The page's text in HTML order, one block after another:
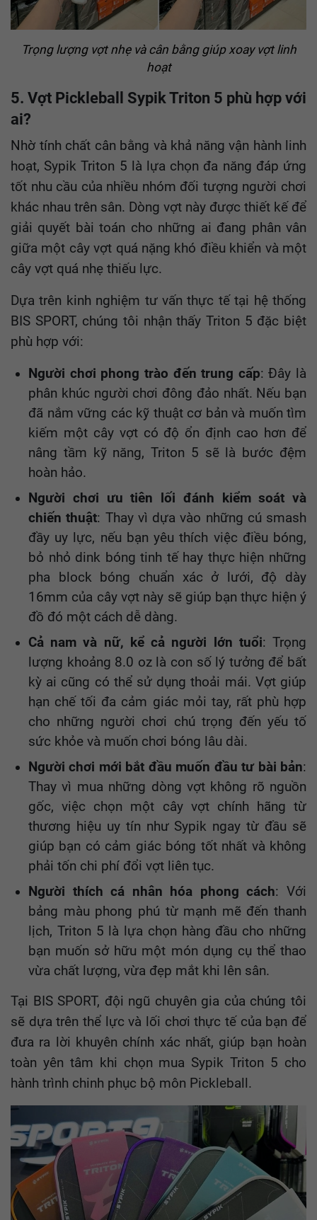
Trọng lượng vợt nhẹ và cân bằng giúp xoay vợt linh
hoạt
5. Vợt Pickleball Sypik Triton 5 phù hợp với
ai?
Nhờ tính chất cân bằng và khả năng vận hành linh
hoạt, Sypik Triton 5 là lựa chọn đa năng đáp ứng
tốt nhu cầu của nhiều nhóm đối tượng người chơi
khác nhau trên sân. Dòng vợt này được thiết kế để
giải quyết bài toán cho những ai đang phân vân
giữa một cây vợt quá nặng khó điều khiển và một
cây vợt quá nhẹ thiếu lực.
Dựa trên kinh nghiệm tư vấn thực tế tại hệ thống
BIS SPORT, chúng tôi nhận thấy Triton 5 đặc biệt
phù hợp với:
Người chơi phong trào đến trung cấp: Đây là
phân khúc người chơi đông đảo nhất. Nếu bạn
đã nắm vững các kỹ thuật cơ bản và muốn tìm
kiếm một cây vợt có độ ổn định cao hơn để
nâng tầm kỹ năng, Triton 5 sẽ là bước đệm
hoàn hảo.
Người chơi ưu tiên lối đánh kiểm soát và
chiến thuật: Thay vì dựa vào những cú smash
đầy uy lực, nếu bạn yêu thích việc điều bóng,
bỏ nhỏ dink bóng tinh tế hay thực hiện những
pha block bóng chuẩn xác ở lưới, độ dày
16mm của cây vợt này sẽ giúp bạn thực hiện ý
đồ đó một cách dễ dàng.
Cả nam và nữ, kể cả người lớn tuổi: Trọng
lượng khoảng 8.0 oz là con số lý tưởng để bất
kỳ ai cũng có thể sử dụng thoải mái. Vợt giúp
hạn chế tối đa cảm giác mỏi tay, rất phù hợp
cho những người chơi chú trọng đến yếu tố
sức khỏe và muốn chơi bóng lâu dài.
Người chơi mới bắt đầu muốn đầu tư bài bản:
Thay vì mua những dòng vợt không rõ nguồn
gốc, việc chọn một cây vợt chính hãng từ
thương hiệu uy tín như Sypik ngay từ đầu sẽ
giúp bạn có cảm giác bóng tốt nhất và không
phải tốn chi phí đổi vợt liên tục.
Người thích cá nhân hóa phong cách: Với
bảng màu phong phú từ mạnh mẽ đến thanh
lịch, Triton 5 là lựa chọn hàng đầu cho những
bạn muốn sở hữu một món dụng cụ thể thao
vừa chất lượng, vừa đẹp mắt khi lên sân.
Tại BIS SPORT, đội ngũ chuyên gia của chúng tôi
sẽ dựa trên thể lực và lối chơi thực tế của bạn để
đưa ra lời khuyên chính xác nhất, giúp bạn hoàn
toàn yên tâm khi chọn mua Sypik Triton 5 cho
hành trình chinh phục bộ môn Pickleball.